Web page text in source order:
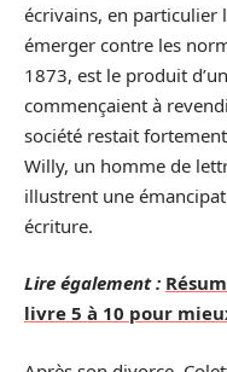
écrivains, en particulier
émerger contre les
1873, est le produit
commençaient à
société restait
Willy, un homme de
illustrent une
écriture.
Lire également :
livre 5 à 10 pour